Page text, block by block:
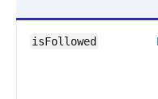
isFollowed